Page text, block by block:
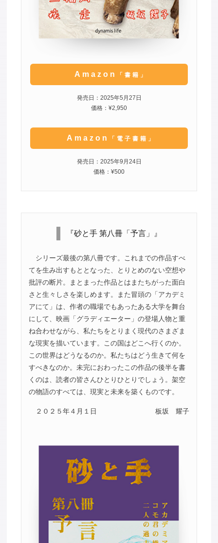
Amazon 「書籍」
発売日：2025年5月27日
価格：¥2,950
Amazon 「電子書籍」
発売日：2025年9月24日
価格：¥500
『砂と手 第八冊「予言」』
シリーズ最後の第八冊です。これまでの作品すべ
てを生み出すもととなった、とりとめのない空想や
批評の断片。まとまった作品とはまたちがった面白
さと生々しさを楽しめます。また冒頭の「アカデミ
アにて」は、作者の職場でもあったある大学を舞台
にして、映画「グラディエーター」の登場人物と重
ね合わせながら、私たちをとりまく現代のさまざま
な現実を描いています。この国はどこへ行くのか。
この世界はどうなるのか。私たちはどう生きて何を
すべきなのか。未完におわったこの作品の後半を書
くのは、読者の皆さんひとりひとりでしょう。架空
の物語のすべては、現実と未来を築くものです。
２０２５年４月１日 板坂 耀子